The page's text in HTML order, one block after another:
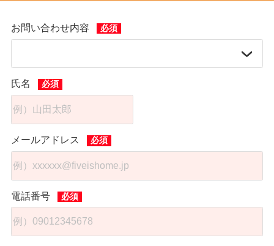
お問い合わせ内容
氏名
メールアドレス
電話番号